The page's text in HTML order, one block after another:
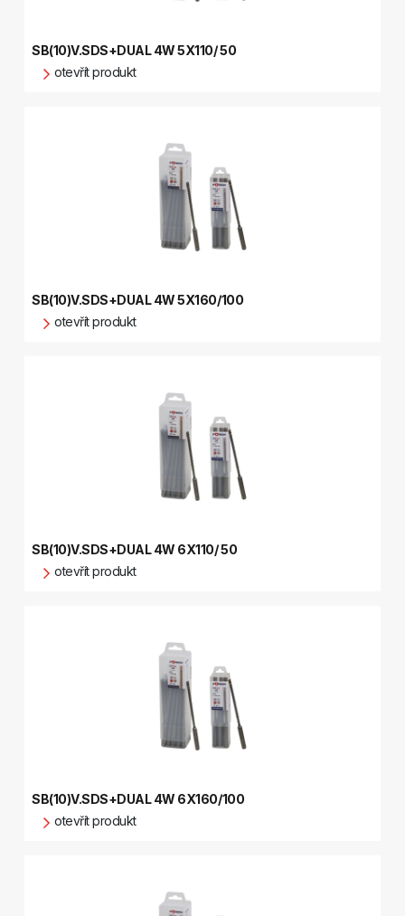
SB(10)V.SDS+DUAL 4W 5X110/ 50
otevřít produkt
SB(10)V.SDS+DUAL 4W 5X160/100
otevřít produkt
SB(10)V.SDS+DUAL 4W 6X110/ 50
otevřít produkt
SB(10)V.SDS+DUAL 4W 6X160/100
otevřít produkt